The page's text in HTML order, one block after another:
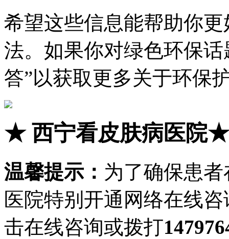
希望这些信息能帮助你
法。如果你对绿色环保
答”以获取更多关于环保
★西宁看皮肤病医院★
温馨提示： 为了确保患
医院特别开通网络在线
击在线咨询或拨打